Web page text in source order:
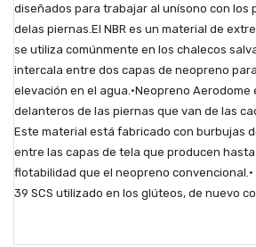
diseñados para trabajar al unísono con los
delas piernas.El NBR es un material de
se utiliza comúnmente en los chalecos
intercala entre dos capas de neopreno
elevación en el agua.·Neopreno Aerodome
delanteros de las piernas que van de las
Este material está fabricado con burbujas
entre las capas de tela que producen hasta
flotabilidad que el neopreno
39 SCS utilizado en los glúteos, de nuevo